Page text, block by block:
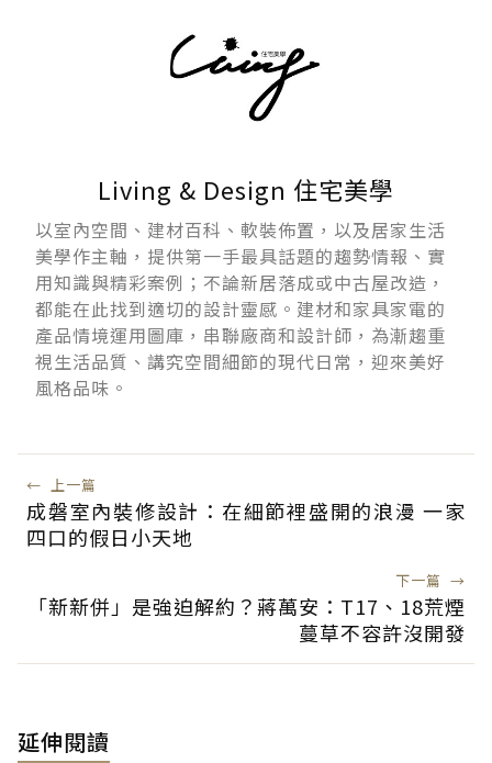
Living & Design 住宅美學
以室內空間、建材百科、軟裝佈置，以及居家生活
美學作主軸，提供第一手最具話題的趨勢情報、實
用知識與精彩案例；不論新居落成或中古屋改造，
都能在此找到適切的設計靈感。建材和家具家電的
產品情境運用圖庫，串聯廠商和設計師，為漸趨重
視生活品質、講究空間細節的現代日常，迎來美好
風格品味。
← 上一篇
成磐室內裝修設計：在細節裡盛開的浪漫 一家
四口的假日小天地
下一篇 →
「新新併」是強迫解約？蔣萬安：T17、18荒煙
蔓草不容許沒開發
延伸閱讀